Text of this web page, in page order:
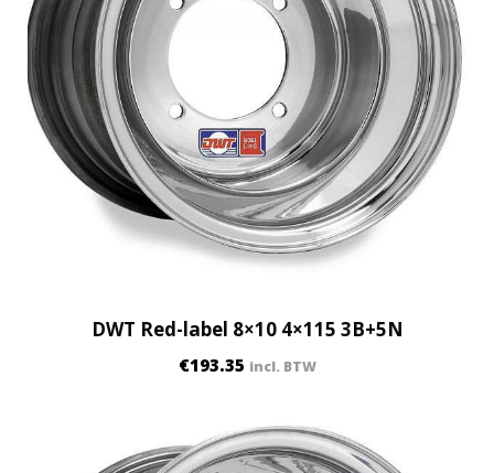
DWT Red-label 8×10 4×115 3B+5N
€193.35 incl. BTW